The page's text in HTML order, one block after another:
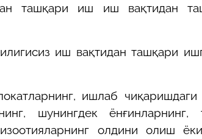
ташқари иш иш вақтидан
иш вақтидан ташқари
ишлаб чиқаришдаги
шунингдек ёнғинларнинг,
олдини олиш